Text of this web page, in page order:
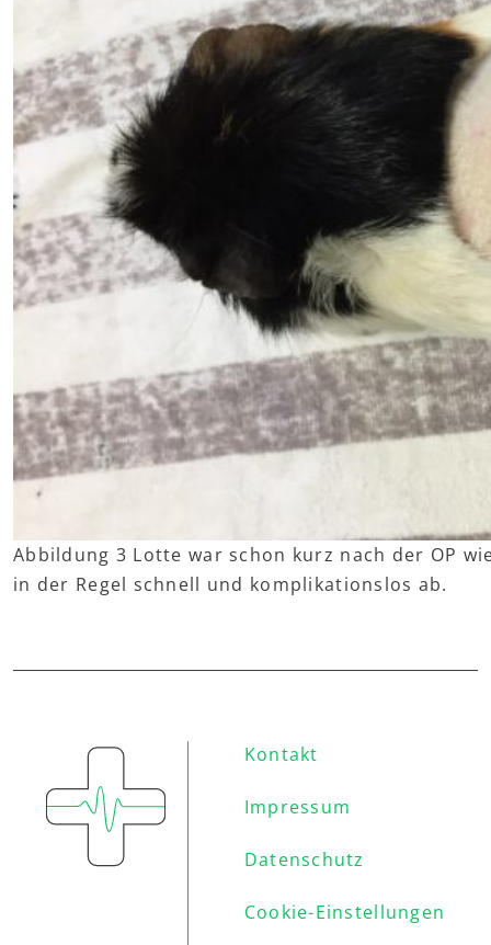
Abbildung 3 Lotte war schon kurz nach der OP
in der Regel schnell und komplikationslos ab.
Kontakt
Impressum
Datenschutz
Cookie-Einstellungen